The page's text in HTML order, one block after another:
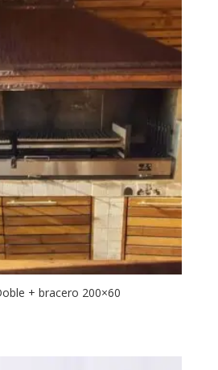
+ bracero 200×60